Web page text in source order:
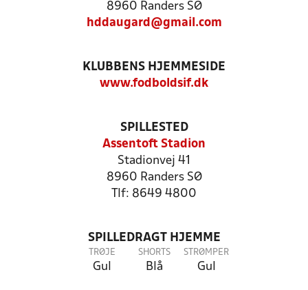
8960 Randers SØ
hddaugard@gmail.com
KLUBBENS HJEMMESIDE
www.fodboldsif.dk
SPILLESTED
Assentoft Stadion
Stadionvej 41
8960 Randers SØ
Tlf: 8649 4800
SPILLEDRAGT HJEMME
TRØJE
Gul
SHORTS
Blå
STRØMPER
Gul